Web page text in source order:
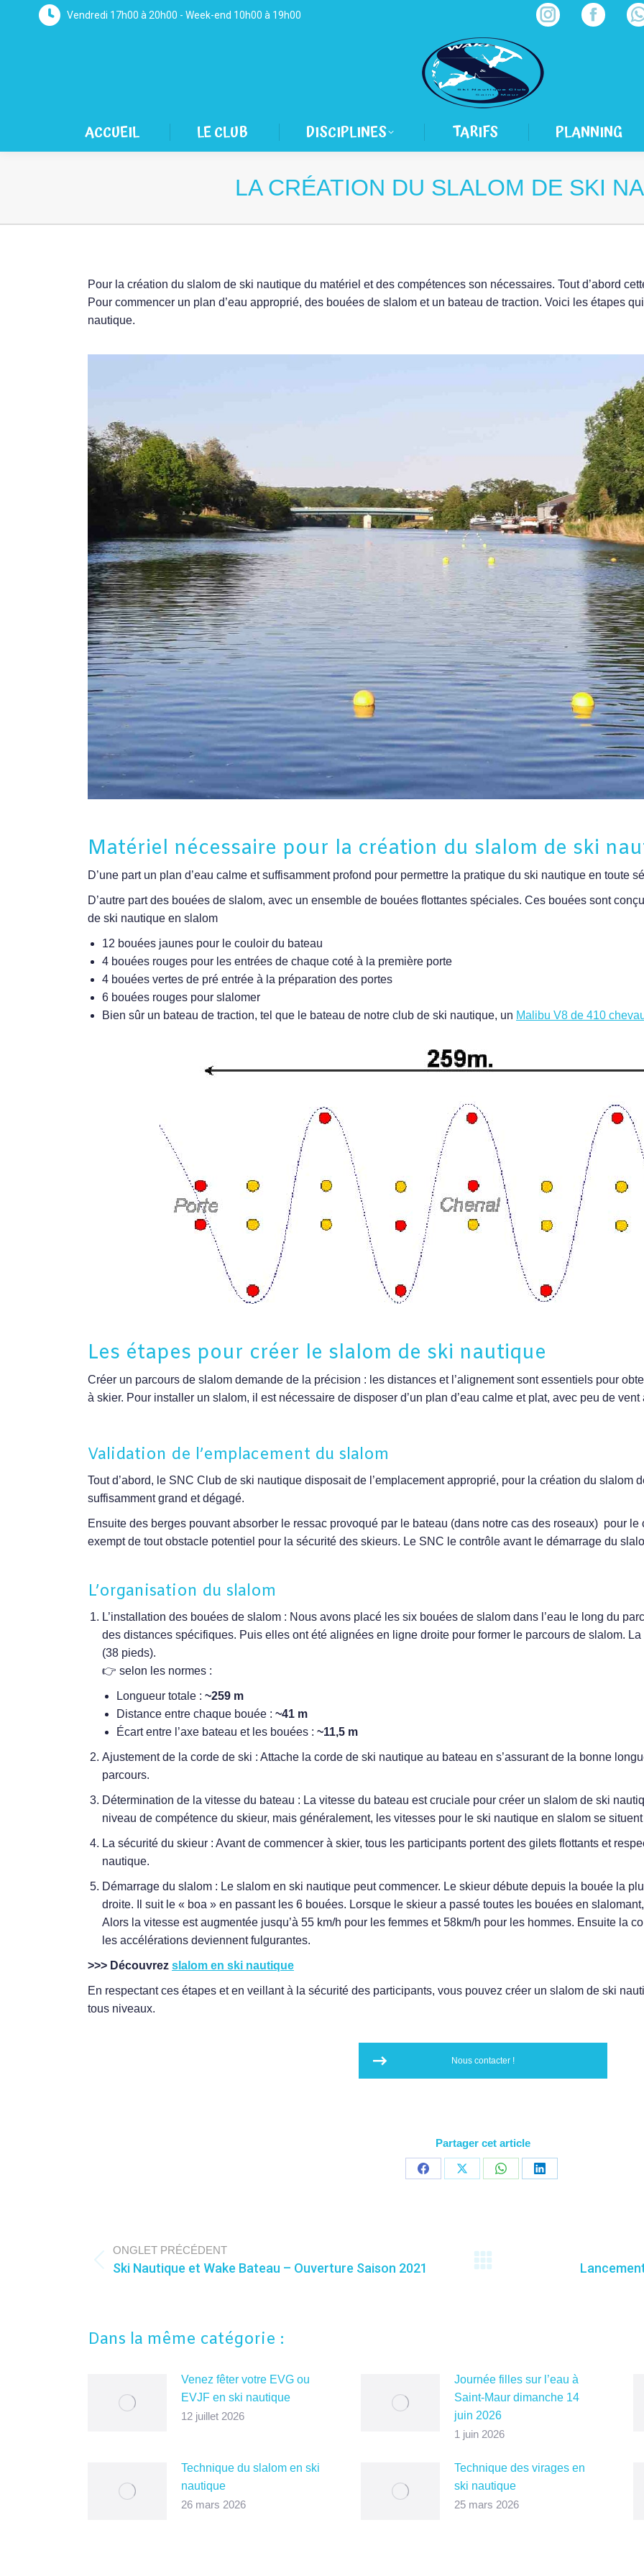
Vendredi 17h00 à 20h00 - Week-end 10h00 à 19h00
InstagramFacebook
ACCUEIL LE CLUB DISCIPLINES TARIFS PLANNING
LA CRÉATION DU SLALOM DE SKI
Pour la création du slalom de ski nautique du matériel et des compétences son nécessaires. Tout d’abord
Pour commencer un plan d’eau approprié, des bouées de slalom et un bateau de traction. Voici les étapes
nautique.
Matériel nécessaire pour la création du slalom de ski
D’une part un plan d’eau calme et suffisamment profond pour permettre la pratique du ski nautique en toute
D’autre part des bouées de slalom, avec un ensemble de bouées flottantes spéciales. Ces bouées sont
de ski nautique en slalom
12 bouées jaunes pour le couloir du bateau
4 bouées rouges pour les entrées de chaque coté à la première porte
4 bouées vertes de pré entrée à la préparation des portes
6 bouées rouges pour slalomer
Bien sûr un bateau de traction, tel que le bateau de notre club de ski nautique, un Malibu V8 de 410
Les étapes pour créer le slalom de ski nautique
Créer un parcours de slalom demande de la précision : les distances et l’alignement sont essentiels pour
à skier. Pour installer un slalom, il est nécessaire de disposer d’un plan d’eau calme et plat, avec peu de
Validation de l’emplacement du slalom
Tout d’abord, le SNC Club de ski nautique disposait de l’emplacement approprié, pour la création du slalom
suffisamment grand et dégagé.
Ensuite des berges pouvant absorber le ressac provoqué par le bateau (dans notre cas des roseaux) pour le
exempt de tout obstacle potentiel pour la sécurité des skieurs. Le SNC le contrôle avant le démarrage du
L’organisation du slalom
L’installation des bouées de slalom : Nous avons placé les six bouées de slalom dans l’eau le long du
des distances spécifiques. Puis elles ont été alignées en ligne droite pour former le parcours de slalom.
(38 pieds).
👉 selon les normes :
Longueur totale : ~259 m
Distance entre chaque bouée : ~41 m
Écart entre l’axe bateau et les bouées : ~11,5 m
Ajustement de la corde de ski : Attache la corde de ski nautique au bateau en s’assurant de la bonne
parcours.
Détermination de la vitesse du bateau : La vitesse du bateau est cruciale pour créer un slalom de ski
niveau de compétence du skieur, mais généralement, les vitesses pour le ski nautique en slalom se
La sécurité du skieur : Avant de commencer à skier, tous les participants portent des gilets flottants et
nautique.
Démarrage du slalom : Le slalom en ski nautique peut commencer. Le skieur débute depuis la bouée la
droite. Il suit le « boa » en passant les 6 bouées. Lorsque le skieur a passé toutes les bouées en
Alors la vitesse est augmentée jusqu’à 55 km/h pour les femmes et 58km/h pour les hommes. Ensuite la
les accélérations deviennent fulgurantes.
>>> Découvrez slalom en ski nautique
En respectant ces étapes et en veillant à la sécurité des participants, vous pouvez créer un slalom de ski
tous niveaux.
Nous contacter !
Partager cet article
Share
Share
Share
Share
de
commentaire
ONGLET PRÉCÉDENT
Onglet
Ski Nautique et Wake Bateau – Ouverture Saison 2021
Dans la même catégorie :
Venez fêter votre EVG ou
EVJF en ski nautique
12 juillet 2026
Journée filles sur l’eau à
Saint-Maur dimanche 14
juin 2026
1 juin 2026
Technique du slalom en ski
nautique
26 mars 2026
Technique des virages en
ski nautique
25 mars 2026